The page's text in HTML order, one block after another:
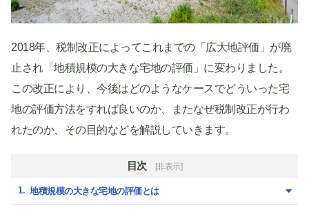
2018年、税制改正によってこれまでの「広大地評価」が廃
止され「地積規模の大きな宅地の評価」に変わりました。
この改正により、今後はどのようなケースでどういった宅
地の評価方法をすれば良いのか、またなぜ税制改正が行わ
れたのか、その目的などを解説していきます。
目次 [非表示]
地積規模の大きな宅地の評価とは